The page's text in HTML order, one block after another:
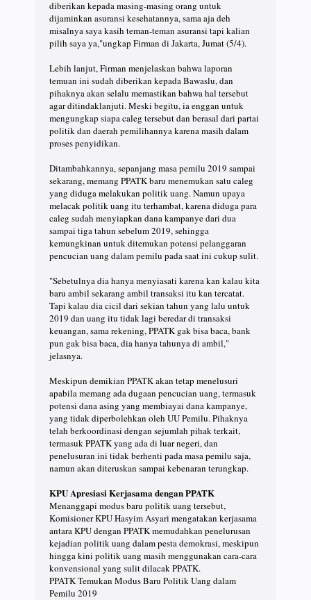
diberikan kepada masing-masing orang untuk
dijaminkan asuransi kesehatannya, sama aja deh
misalnya saya kasih teman-teman asuransi tapi kalian
pilih saya ya,"ungkap Firman di Jakarta, Jumat (5/4).
Lebih lanjut, Firman menjelaskan bahwa laporan
temuan ini sudah diberikan kepada Bawaslu, dan
pihaknya akan selalu memastikan bahwa hal tersebut
agar ditindaklanjuti. Meski begitu, ia enggan untuk
mengungkap siapa caleg tersebut dan berasal dari partai
politik dan daerah pemilihannya karena masih dalam
proses penyidikan.
Ditambahkannya, sepanjang masa pemilu 2019 sampai
sekarang, memang PPATK baru menemukan satu caleg
yang diduga melakukan politik uang. Namun upaya
melacak politik uang itu terhambat, karena diduga para
caleg sudah menyiapkan dana kampanye dari dua
sampai tiga tahun sebelum 2019, sehingga
kemungkinan untuk ditemukan potensi pelanggaran
pencucian uang dalam pemilu pada saat ini cukup sulit.
"Sebetulnya dia hanya menyiasati karena kan kalau kita
baru ambil sekarang ambil transaksi itu kan tercatat.
Tapi kalau dia cicil dari sekian tahun yang lalu untuk
2019 dan uang itu tidak lagi beredar di transaksi
keuangan, sama rekening, PPATK gak bisa baca, bank
pun gak bisa baca, dia hanya tahunya di ambil,"
jelasnya.
Meskipun demikian PPATK akan tetap menelusuri
apabila memang ada dugaan pencucian uang, termasuk
potensi dana asing yang membiayai dana kampanye,
yang tidak diperbolehkan oleh UU Pemilu. Pihaknya
telah berkoordinasi dengan sejumlah pihak terkait,
termasuk PPATK yang ada di luar negeri, dan
penelusuran ini tidak berhenti pada masa pemilu saja,
namun akan diteruskan sampai kebenaran terungkap.
KPU Apresiasi Kerjasama dengan PPATK
Menanggapi modus baru politik uang tersebut,
Komisioner KPU Hasyim Asyari mengatakan kerjasama
antara KPU dengan PPATK memudahkan penelurusan
kejadian politik uang dalam pesta demokrasi, meskipun
hingga kini politik uang masih menggunakan cara-cara
konvensional yang sulit dilacak PPATK.
PPATK Temukan Modus Baru Politik Uang dalam
Pemilu 2019